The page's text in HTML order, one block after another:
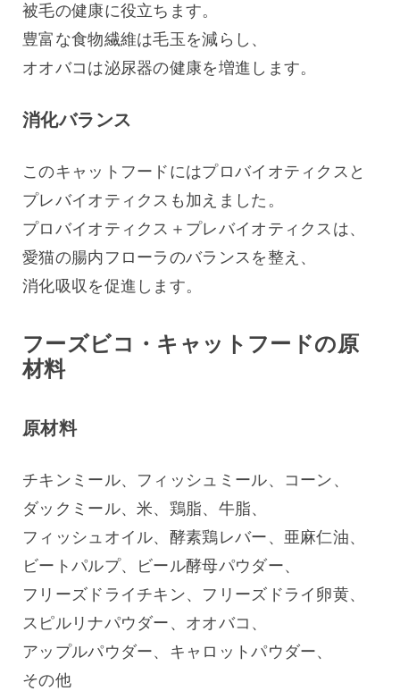
被毛の健康に役立ちます。
豊富な食物繊維は毛玉を減らし、
オオバコは泌尿器の健康を増進します。
消化バランス
このキャットフードにはプロバイオティクスと
プレバイオティクスも加えました。
プロバイオティクス＋プレバイオティクスは、
愛猫の腸内フローラのバランスを整え、
消化吸収を促進します。
フーズビコ・キャットフードの原
材料
原材料
チキンミール、フィッシュミール、コーン、
ダックミール、米、鶏脂、牛脂、
フィッシュオイル、酵素鶏レバー、亜麻仁油、
ビートパルプ、ビール酵母パウダー、
フリーズドライチキン、フリーズドライ卵黄、
スピルリナパウダー、オオバコ、
アップルパウダー、キャロットパウダー、
その他